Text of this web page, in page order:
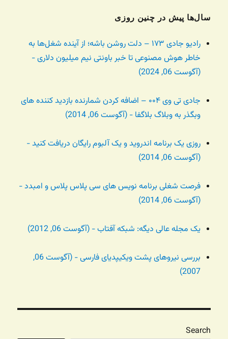
سال‌ها پیش در چنین روزی
رادیو جادی ۱۷۳ – دلت روشن باشه؛ از آینده شغل‌ها به
خاطر هوش مصنوعی تا خبر باونتی نیم میلیون دلاری -
(آگوست 06, 2024)
جادی تی وی ۰۰۴ – اضافه کردن شمارنده بازدید کننده های
وبگذر به وبلاگ بلاگفا - (آگوست 06, 2014)
روزی یک برنامه اندروید و یک آلبوم رایگان دریافت کنید -
(آگوست 06, 2014)
فرصت شغلی برنامه نویس های سی پلاس پلاس و امبدد -
(آگوست 06, 2014)
یک مجله عالی دیگه: شبکه آفتاب - (آگوست 06, 2012)
بررسی نیروهای پشت ویکیپدیای فارسی - (آگوست 06,
2007)
Search